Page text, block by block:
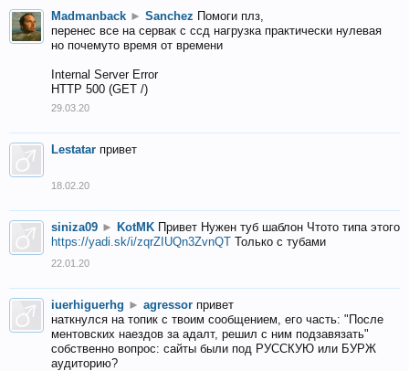
Madmanback ► Sanchez Помоги плз,
перенес все на сервак с ссд нагрузка практически нулевая
но почемуто время от времени
Internal Server Error
HTTP 500 (GET /)
29.03.20
Lestatar привет
18.02.20
siniza09 ► KotMK Привет Нужен туб шаблон Чтото типа этого
https://yadi.sk/i/zqrZIUQn3ZvnQT Только с тубами
22.01.20
iuerhiguerhg ► agressor привет
наткнулся на топик с твоим сообщением, его часть: "После
ментовских наездов за адалт, решил с ним подзавязать"
собственно вопрос: сайты были под РУССКУЮ или БУРЖ
аудиторию?